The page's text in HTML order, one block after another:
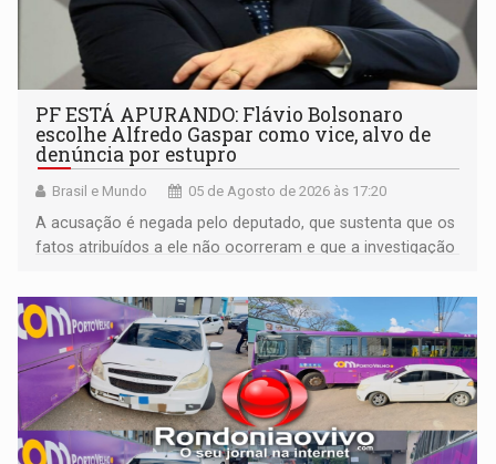
PF ESTÁ APURANDO: Flávio Bolsonaro
escolhe Alfredo Gaspar como vice, alvo de
denúncia por estupro
Brasil e Mundo 05 de Agosto de 2026 às 17:20
A acusação é negada pelo deputado, que sustenta que os
fatos atribuídos a ele não ocorreram e que a investigação